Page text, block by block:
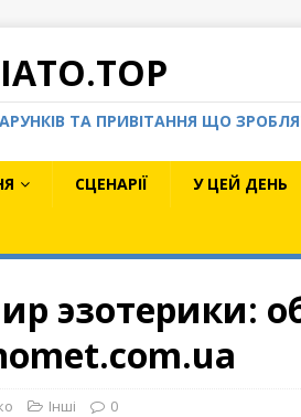
ТА ПРИВІТАННЯ ЩО
СЦЕНАРІЇ У ЦЕЙ ДЕНЬ
эзотерики:
Інші 0